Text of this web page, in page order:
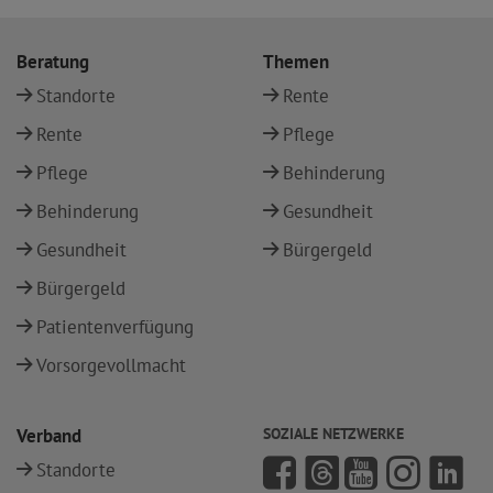
Beratung
Standorte
Rente
Pflege
Behinderung
Gesundheit
Bürgergeld
Patientenverfügung
Vorsorgevollmacht
Themen
Rente
Pflege
Behinderung
Gesundheit
Bürgergeld
Verband
Standorte
SOZIALE NETZWERKE